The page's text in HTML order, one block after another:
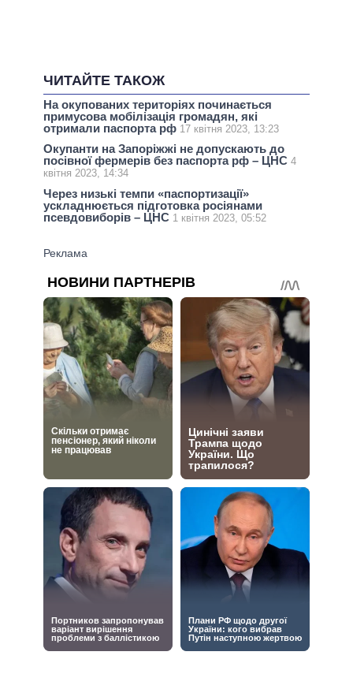
ЧИТАЙТЕ ТАКОЖ
На окупованих територіях починається
примусова мобілізація громадян, які
отримали паспорта рф 17 квітня 2023, 13:23
Окупанти на Запоріжжі не допускають до
посівної фермерів без паспорта рф – ЦНС 4
квітня 2023, 14:34
Через низькі темпи «паспортизації»
ускладнюється підготовка росіянами
псевдовиборів – ЦНС 1 квітня 2023, 05:52